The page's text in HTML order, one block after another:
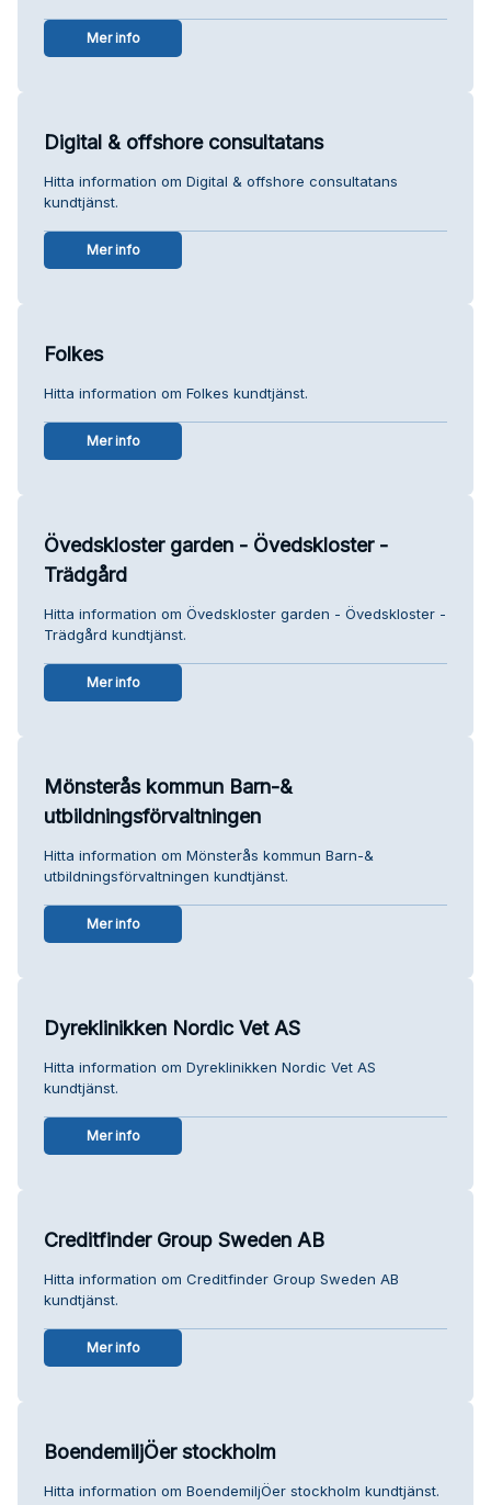
Mer info
Digital & offshore consultatans
Hitta information om Digital & offshore consultatans
kundtjänst.
Mer info
Folkes
Hitta information om Folkes kundtjänst.
Mer info
Övedskloster garden - Övedskloster -
Trädgård
Hitta information om Övedskloster garden - Övedskloster -
Trädgård kundtjänst.
Mer info
Mönsterås kommun Barn-&
utbildningsförvaltningen
Hitta information om Mönsterås kommun Barn-&
utbildningsförvaltningen kundtjänst.
Mer info
Dyreklinikken Nordic Vet AS
Hitta information om Dyreklinikken Nordic Vet AS
kundtjänst.
Mer info
Creditfinder Group Sweden AB
Hitta information om Creditfinder Group Sweden AB
kundtjänst.
Mer info
BoendemiljÖer stockholm
Hitta information om BoendemiljÖer stockholm kundtjänst.